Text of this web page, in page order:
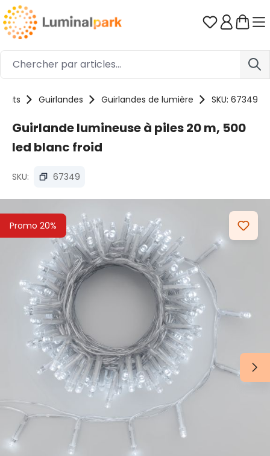
Passer au contenu principal Vous avez
Guirlandes Guirlandes de lumière SKU: 67349
Guirlande lumineuse à piles 20 m, 500
led blanc froid
SKU: 67349
Promo 20%